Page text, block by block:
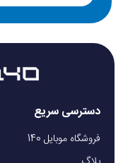
دسترسی سریع
فروشگاه موبایل 140